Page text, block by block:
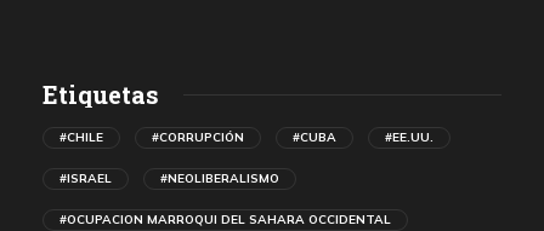
Etiquetas
#CHILE #CORRUPCIÓN #CUBA #EE.UU.
#ISRAEL #NEOLIBERALISMO
#OCUPACION MARROQUI DEL SAHARA OCCIDENTAL